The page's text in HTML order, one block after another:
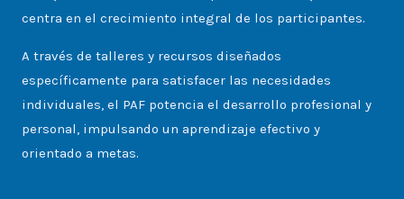
centra en el crecimiento integral de los participantes.
A través de talleres y recursos diseñados
específicamente para satisfacer las necesidades
individuales, el PAF potencia el desarrollo profesional y
personal, impulsando un aprendizaje efectivo y
orientado a metas.